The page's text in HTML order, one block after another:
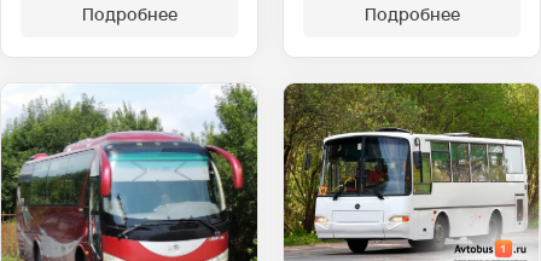
Подробнее
Подробнее